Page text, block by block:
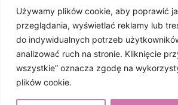
Używamy plików cookie, aby poprawić
przeglądania, wyświetlać reklamy lub
do indywidualnych potrzeb
analizować ruch na stronie. Kliknięcie
wszystkie” oznacza zgodę na
plików cookie.
Bądź na bieżąco, otrzymuj ekskluzywne
SUBSKRYBUJ ⟶